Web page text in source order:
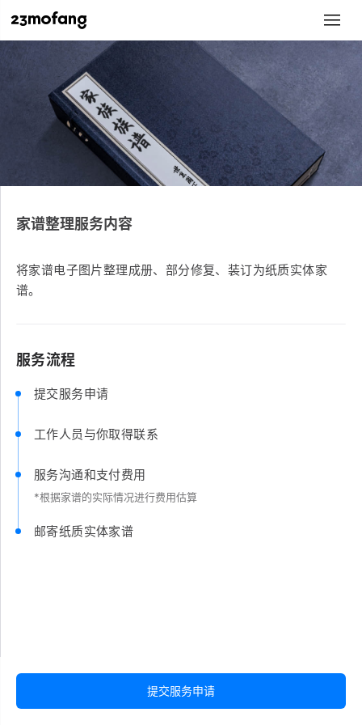
家谱整理服务内容
将家谱电子图片整理成册、部分修复、装订为纸质实体家
谱。
服务流程
提交服务申请
工作人员与你取得联系
服务沟通和支付费用
*根据家谱的实际情况进行费用估算
邮寄纸质实体家谱
提交服务申请